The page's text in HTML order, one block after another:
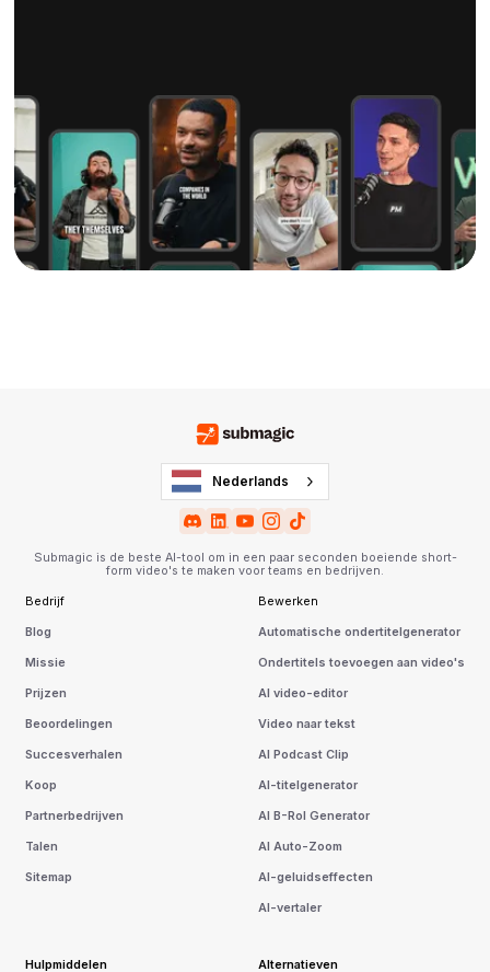
Nederlands
Submagic is de beste AI-tool om in een paar seconden boeiende short-
form video's te maken voor teams en bedrijven.
Bedrijf
Blog
Missie
Prijzen
Beoordelingen
Succesverhalen
Koop
Partnerbedrijven
Talen
Sitemap
Bewerken
Automatische ondertitelgenerator
Ondertitels toevoegen aan video's
AI video-editor
Video naar tekst
AI Podcast Clip
AI-titelgenerator
AI B-Rol Generator
AI Auto-Zoom
AI-geluidseffecten
AI-vertaler
Hulpmiddelen Alternatieven